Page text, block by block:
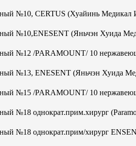
№10, CERTUS (Хуайинь
№10,ENESENT (Яньчэн Хуида
№12 /PARAMOUNT/ 10
№13, ENESENT (Яньчэн Хуида
№15 /PARAMOUNT/ 10
№18 однократ.прим.хирург
№18 однократ.прим/хирург